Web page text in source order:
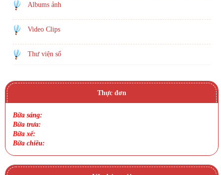
Albums ảnh
Video Clips
Thư viện số
Thực đơn
Bữa sáng:
Bữa trưa:
Bữa xế:
Bữa chiều: